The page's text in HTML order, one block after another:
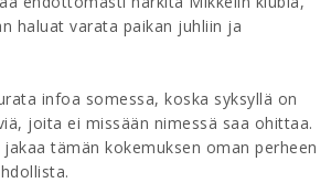
haluat varata paikan juhliin ja
infoa somessa, koska syksyllä on
joita ei missään nimessä saa ohittaa.
tämän kokemuksen oman perheen